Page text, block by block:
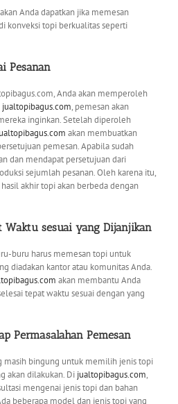
Anda dapatkan jika memesan
konveksi topi berkualitas seperti
Pesanan
Anda akan memperoleh
jualtopibagus.com, pemesan akan
inginkan. Setelah diperoleh
akan membuatkan
pemesan. Apabila sudah
dan mendapat persetujuan dari
sejumlah pesanan. Oleh karena itu,
akhir topi akan berbeda dengan
Waktu sesuai yang Dijanjikan
buru harus memesan topi untuk
diadakan kantor atau komunitas Anda.
akan membantu Anda
tepat waktu sesuai dengan yang
Permasalahan Pemesan
masih bingung untuk memilih jenis topi
akan dilakukan. Di jualtopibagus.com,
mengenai jenis topi dan bahan
beberapa model dan jenis topi yang